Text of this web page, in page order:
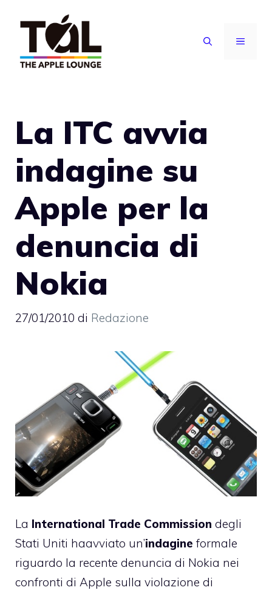
contenuto
MENU
La ITC avvia
indagine su
Apple per la
denuncia di
Nokia
27/01/2010 di Redazione
La International Trade Commission degli
Stati Uniti haavviato un’indagine formale
riguardo la recente denuncia di Nokia nei
confronti di Apple sulla violazione di